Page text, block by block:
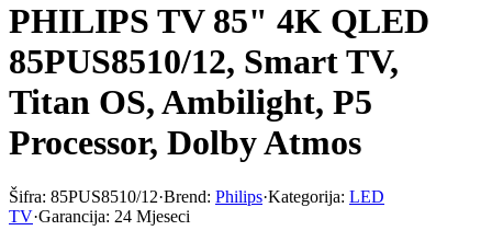
PHILIPS TV 85" 4K QLED
85PUS8510/12, Smart TV,
Titan OS, Ambilight, P5
Processor, Dolby Atmos
Šifra: 85PUS8510/12·Brend: Philips·Kategorija: LED
TV·Garancija: 24 Mjeseci